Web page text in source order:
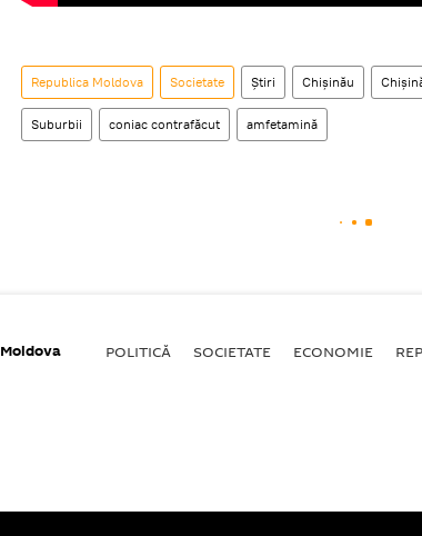
Republica Moldova Societate Știri Chișinău
Suburbii coniac contrafăcut amfetamină
Moldova POLITICĂ SOCIETATE ECONOMIE